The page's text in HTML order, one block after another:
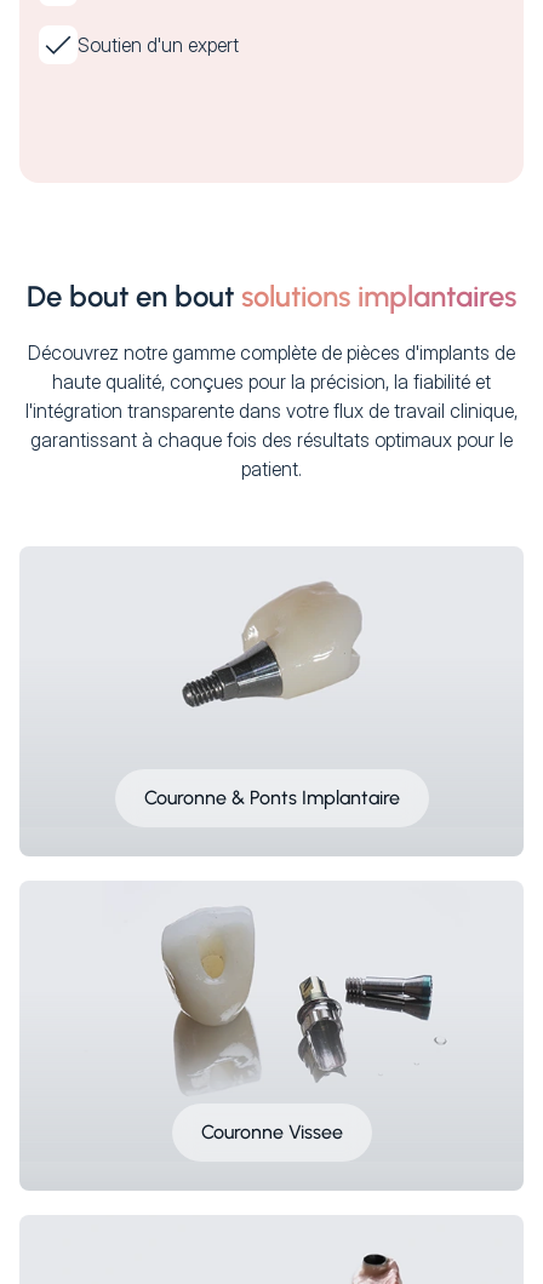
Soutien d'un expert
De bout en bout solutions implantaires
Découvrez notre gamme complète de pièces d'implants de
haute qualité, conçues pour la précision, la fiabilité et
l'intégration transparente dans votre flux de travail clinique,
garantissant à chaque fois des résultats optimaux pour le
patient.
Couronne & Ponts Implantaire
Couronne Vissee